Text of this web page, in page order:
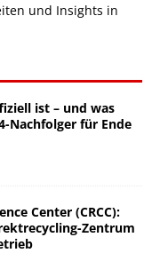
und Insights in
ist – und was
Nachfolger für Ende
Center (CRCC):
Zentrum